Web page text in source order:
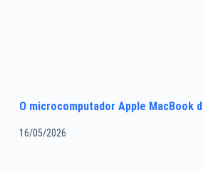
O microcomputador Apple MacBook
16/05/2026